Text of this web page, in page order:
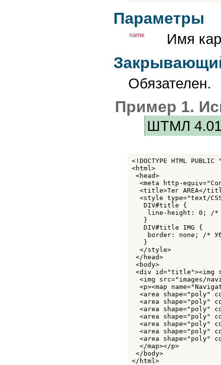
Параметры
name Имя
Обязателен.
Пример 1.
ШТМЛ
<!DOCTYPE HTML
<html>
<head>
<meta http-
<title>Тег AREA</
<style type="text/
   DIV#title {
line-height: 0; /
   }
   DIV#title IMG {
border: none; /*
   }
  </style>
</head>
<body>
<div id="title"><img
<img src="images/
<p><map
<area shape="poly"
<area shape="poly"
<area shape="poly"
<area shape="poly"
<area shape="poly"
<area shape="poly"
<area shape="poly"
  </map></p>
</body>
</html>